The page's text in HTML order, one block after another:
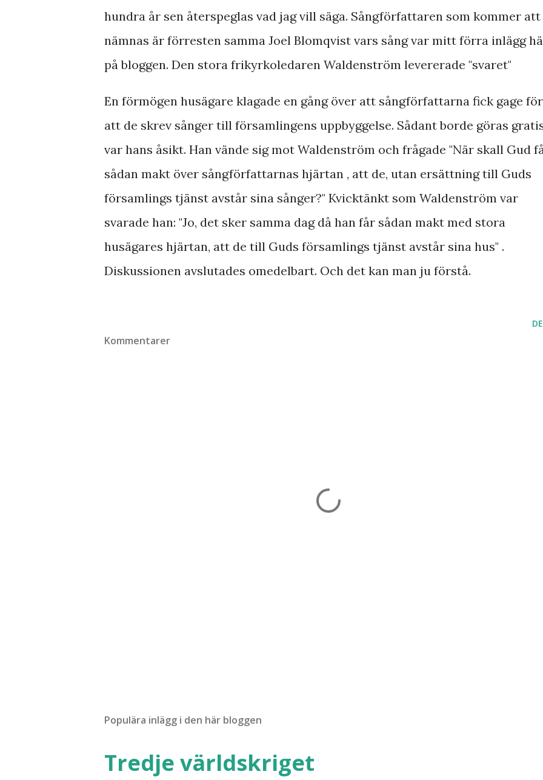
hundra år sen återspeglas vad jag vill säga. Sångförfattaren som kommer att
nämnas är förresten samma Joel Blomqvist vars sång var mitt förra inlägg
på bloggen. Den stora frikyrkoledaren Waldenström levererade "svaret"
En förmögen husägare klagade en gång över att sångförfattarna fick gage för
att de skrev sånger till församlingens uppbyggelse. Sådant borde göras
var hans åsikt. Han vände sig mot Waldenström och frågade "När skall Gud
sådan makt över sångförfattarnas hjärtan , att de, utan ersättning till Guds
församlings tjänst avstår sina sånger?" Kvicktänkt som Waldenström var
svarade han: "Jo, det sker samma dag då han får sådan makt med stora
husägares hjärtan, att de till Guds församlings tjänst avstår sina hus" .
Diskussionen avslutades omedelbart. Och det kan man ju förstå.
Kommentarer
Populära inlägg i den här bloggen
Tredje världskriget